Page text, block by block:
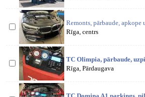
Remonts, pārbaude,
Rīga, centrs
TC Olimpia, pārbaude,
Rīga, Pārdaugava